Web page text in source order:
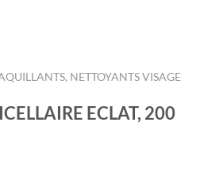
NETTOYANTS VISAGE
ECLAT, 200